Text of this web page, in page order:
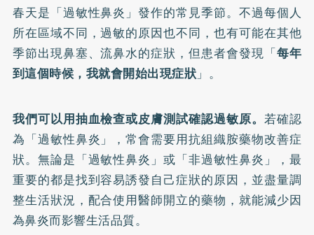
春天是「過敏性鼻炎」發作的常見季節。不過每個人
所在區域不同，過敏的原因也不同，也有可能在其他
季節出現鼻塞、流鼻水的症狀，但患者會發現「每年
到這個時候，我就會開始出現症狀」。
我們可以用抽血檢查或皮膚測試確認過敏原。 若確認
為「過敏性鼻炎」，常會需要用抗組織胺藥物改善症
狀。無論是「過敏性鼻炎」或「非過敏性鼻炎」，最
重要的都是找到容易誘發自己症狀的原因，並盡量調
整生活狀況，配合使用醫師開立的藥物，就能減少因
為鼻炎而影響生活品質。